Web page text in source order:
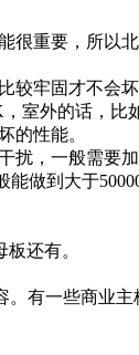
很重要，所以
较牢固才不会坏
室外的话，
的性能。
，一般需要
做到大于
还有。
。有一些商业